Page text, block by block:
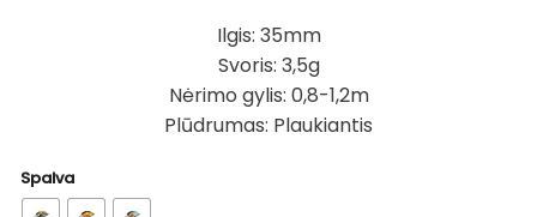
Ilgis: 35mm
Svoris: 3,5g
Nėrimo gylis: 0,8-1,2m
Plūdrumas: Plaukiantis
Spalva